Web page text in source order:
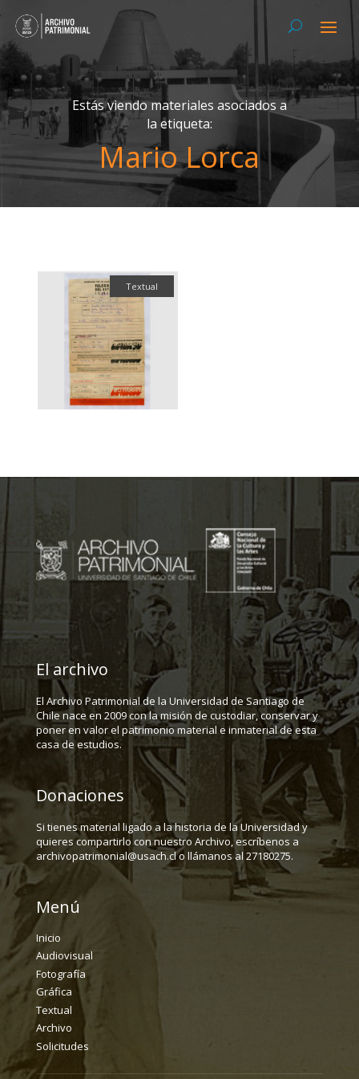
Estás viendo materiales asociados a
la etiqueta:
Mario Lorca
Textual
El archivo
El Archivo Patrimonial de la Universidad de Santiago de
Chile nace en 2009 con la misión de custodiar, conservar y
poner en valor el patrimonio material e inmaterial de esta
casa de estudios.
Donaciones
Si tienes material ligado a la historia de la Universidad y
quieres compartirlo con nuestro Archivo, escríbenos a
archivopatrimonial@usach.cl o llámanos al 27180275.
Menú
Inicio
Audiovisual
Fotografía
Gráfica
Textual
Archivo
Solicitudes